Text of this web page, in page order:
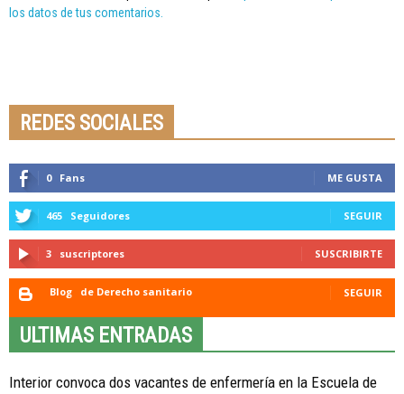
los datos de tus comentarios.
REDES SOCIALES
0 Fans ME GUSTA
465 Seguidores SEGUIR
3 suscriptores SUSCRIBIRTE
Blog de Derecho sanitario SEGUIR
ULTIMAS ENTRADAS
Interior convoca dos vacantes de enfermería en la Escuela de